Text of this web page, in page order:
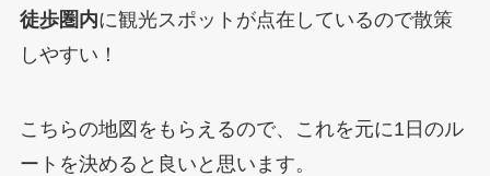
徒歩圏内に観光スポットが点在しているので散策
しやすい！
こちらの地図をもらえるので、これを元に1日のル
ートを決めると良いと思います。